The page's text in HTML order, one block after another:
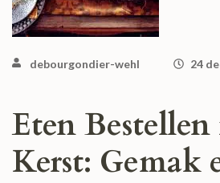
debourgondier-wehl 24
Eten
Kerst: Gemak